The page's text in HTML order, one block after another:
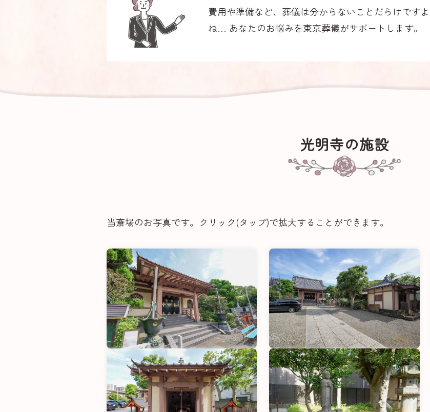
費用や準備など、葬儀は分からないことだらけですよ
ね… あなたのお悩みを東京葬儀がサポートします。
光明寺の施設
当斎場のお写真です。クリック(タップ)で拡大することができます。